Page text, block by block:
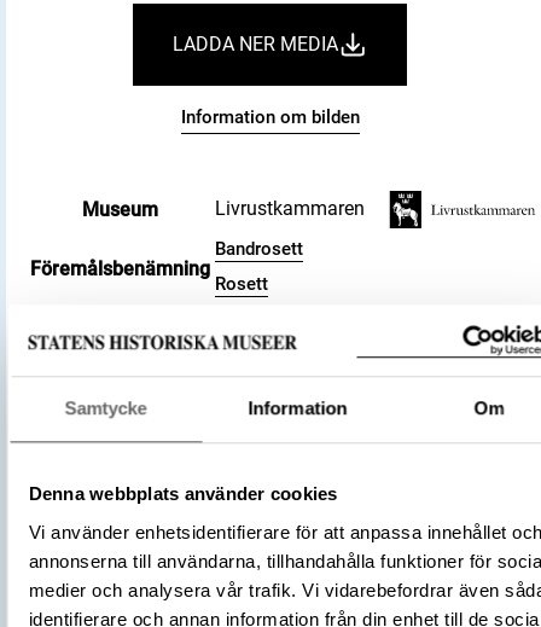
Samtycke Information Om
Denna webbplats använder cookies
Vi använder enhetsidentifierare för att anpassa innehållet och
annonserna till användarna, tillhandahålla funktioner för
medier och analysera vår trafik. Vi vidarebefordrar även
identifierare och annan information från din enhet till de
Museum Livrustkammaren
Föremålsbenämning
Bandrosett
Rosett
Material
Siden
Guldlan
+ Visa 2 till
Storlek
Bredd 42 mm (band)
Diameter 110 mm
LADDA NER MEDIA
Information om bilden